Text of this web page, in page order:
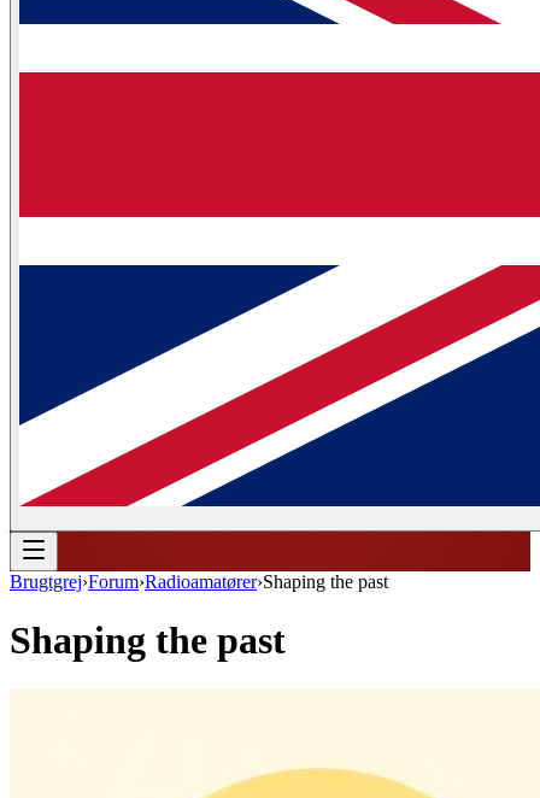
Brugtgrej›Forum›Radioamatører›Shaping the past
Shaping the past